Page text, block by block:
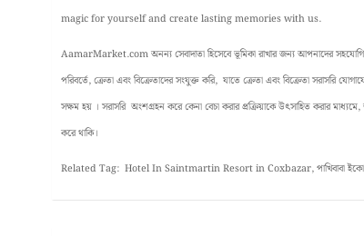
magic for yourself and create lasting memories with us.
AamarMarket.com অনন্য সেবাদাতা হিসেবে ভূমিকা রাখার জন্য আপনাদের
পরিবর্তে, ক্রেতা এবং বিক্রেতাদের সংযুক্ত করি, যাতে ক্রেতা এবং বিক্রেতা সরাসরি
সক্ষম হয় । সরাসরি অংশগ্রহন করে কেনা বেচা করার প্রক্রিয়াকে উৎসাহিত করার
করে থাকি।
Related Tag: Hotel In Saintmartin Resort in Coxbazar, পাখিবাবা ইকো